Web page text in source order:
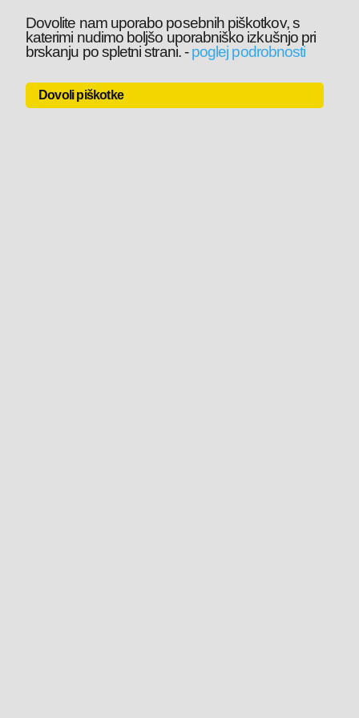
Dovolite nam uporabo posebnih piškotkov, s
katerimi nudimo boljšo uporabniško izkušnjo pri
brskanju po spletni strani.-poglej podrobnosti
Dovoli piškotke